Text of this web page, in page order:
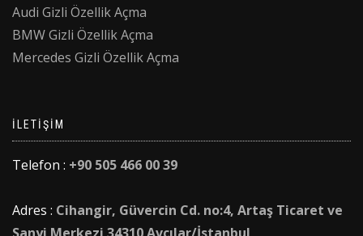
Audi Gizli Özellik Açma
BMW Gizli Özellik Açma
Mercedes Gizli Özellik Açma
İLETIŞIM
Telefon : +90 505 466 00 39
Adres : Cihangir, Güvercin Cd. no:4, Artaş Ticaret ve